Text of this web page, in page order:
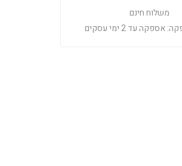
משלוח חינם
אספקה עד 2 ימי עסקים